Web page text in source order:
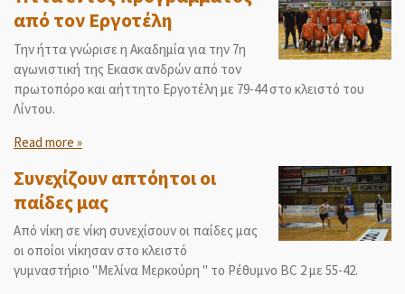
από τον Εργοτέλη
Την ήττα γνώρισε η Ακαδημία για την 7η
αγωνιστική της Εκασκ ανδρών από τον
πρωτοπόρο και αήττητο Εργοτέλη με 79-44 στο κλειστό του
Λίντου.
Read more »
Συνεχίζουν απτόητοι οι
παίδες μας
Από νίκη σε νίκη συνεχίσουν οι παίδες μας
οι οποίοι νίκησαν στο κλειστό
γυμναστήριο "Μελίνα Μερκούρη " το Ρέθυμνο BC 2 με 55-42.